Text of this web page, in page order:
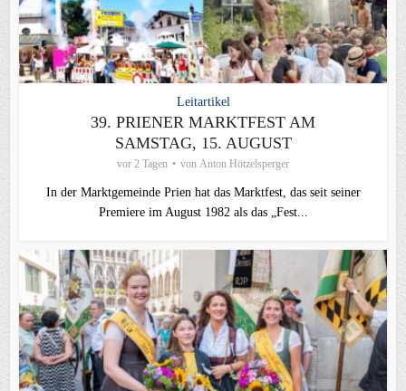
Leitartikel
39. PRIENER MARKTFEST AM
SAMSTAG, 15. AUGUST
vor 2 Tagen von Anton Hötzelsperger
In der Marktgemeinde Prien hat das Marktfest, das seit seiner
Premiere im August 1982 als das „Fest...